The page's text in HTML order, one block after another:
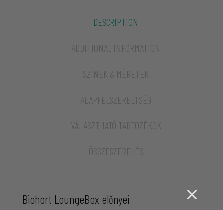
DESCRIPTION
ADDITIONAL INFORMATION
SZÍNEK & MÉRETEK
ALAPFELSZERELTSÉG
VÁLASZTHATÓ TARTOZÉKOK
ÖSSZESZERELÉS
Biohort LoungeBox előnyei